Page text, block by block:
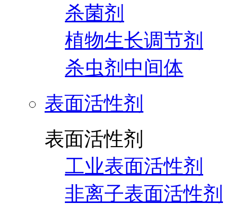
杀菌剂
植物生长调节剂
杀虫剂中间体
表面活性剂
表面活性剂
工业表面活性剂
非离子表面活性剂